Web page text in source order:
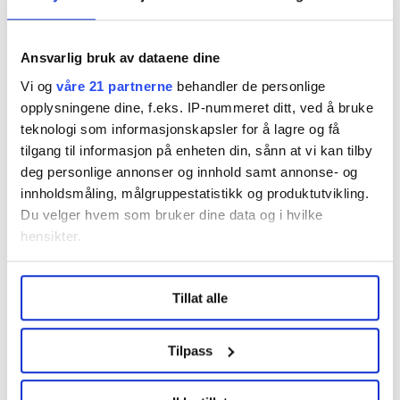
Ansvarlig bruk av dataene dine
Vi og våre 21 partnerne behandler de personlige
opplysningene dine, f.eks. IP-nummeret ditt, ved å bruke
teknologi som informasjonskapsler for å lagre og få
tilgang til informasjon på enheten din, sånn at vi kan tilby
deg personlige annonser og innhold samt annonse- og
innholdsmåling, målgruppestatistikk og produktutvikling.
Du velger hvem som bruker dine data og i hvilke
hensikter.
Undermer infokan du lese om hvordan dine personlige
data behandles og hvordan du kan velge hvordan de skal
brukes. Du kan hele tiden endre eller trekke tilbake ditt
samtykke fra erklæringen om informasjonskapsler.
LO Medias publikasjoner frifagbevegelse.no, hk-nytt.no
Tillat alle
Tilpass
Del artikkel
Nå:5stillingsannonser
Regionleder Region Indre Øst
Fellesforbundet